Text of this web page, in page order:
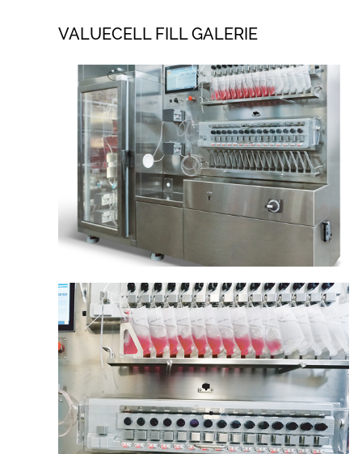
VALUECELL FILL GALERIE